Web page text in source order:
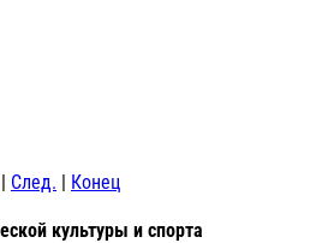
| След. | Конец
культуры и спорта